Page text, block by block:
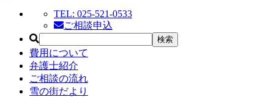
TEL: 025-521-0533
ご相談申込
費用について
弁護士紹介
ご相談の流れ
雪の街だより